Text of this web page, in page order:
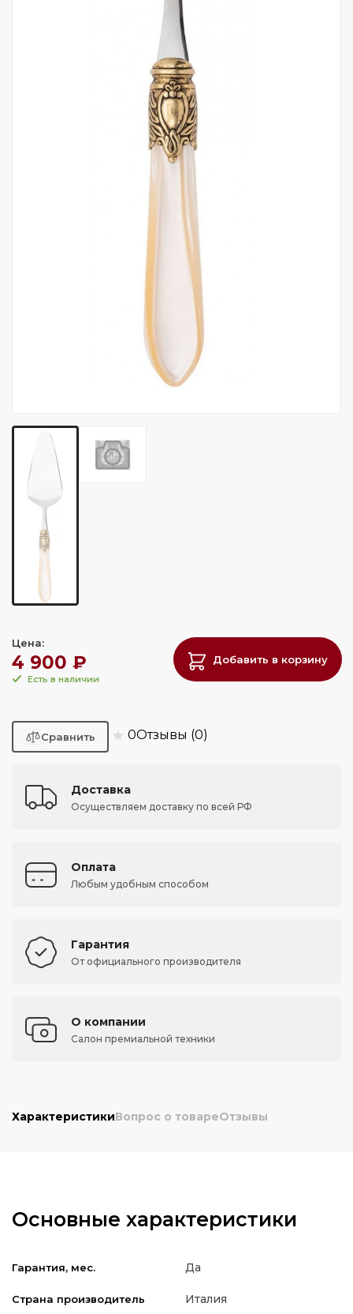
Цена:
4 900 ₽
Есть в наличии
Добавить в корзину
★ 0Отзывы (0)
Доставка
Осуществляем доставку по всей РФ
Оплата
Любым удобным способом
Гарантия
От официального производителя
О компании
Салон премиальной техники
ХарактеристикиВопрос о товареОтзывы
Основные характеристики
Гарантия, мес. Да
Страна производитель Италия